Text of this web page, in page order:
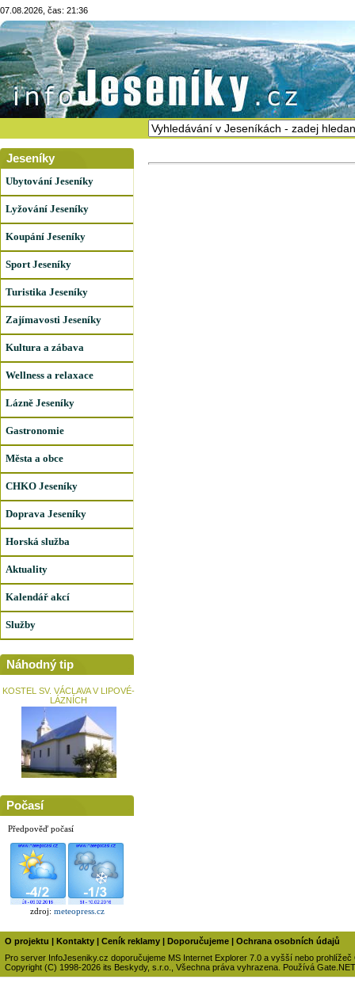
07.08.2026, čas: 21:36
Jeseníky
Ubytování Jeseníky
Lyžování Jeseníky
Koupání Jeseníky
Sport Jeseníky
Turistika Jeseníky
Zajímavosti Jeseníky
Kultura a zábava
Wellness a relaxace
Lázně Jeseníky
Gastronomie
Města a obce
CHKO Jeseníky
Doprava Jeseníky
Horská služba
Aktuality
Kalendář akcí
Služby
Náhodný tip
KOSTEL SV. VÁCLAVA V LIPOVÉ-
LÁZNÍCH
Počasí
Předpověď počasí
zdroj: meteopress.cz
O projektu Kontakty Ceník reklamy Doporučujeme
Ochrana osobních údajů
Pro server InfoJeseniky.cz doporučujeme MS Internet Explorer 7.0 a vyšší nebo prohlížeč
Copyright (C) 1998-2026 its Beskydy, s.r.o., Všechna práva vyhrazena. Používá